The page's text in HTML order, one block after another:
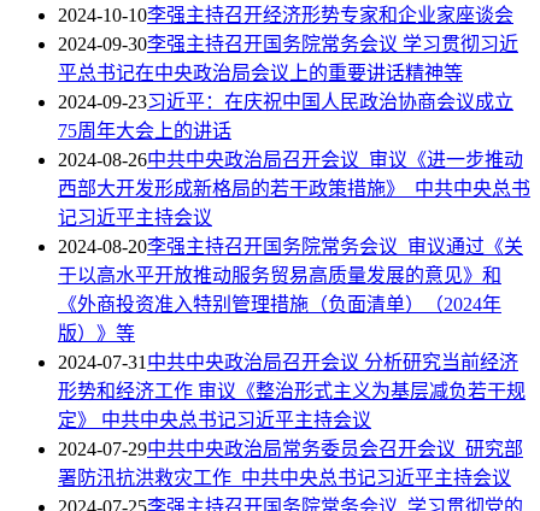
2024-10-10李强主持召开经济形势专家和企业家座谈会
2024-09-30李强主持召开国务院常务会议 学习贯彻习近
平总书记在中央政治局会议上的重要讲话精神等
2024-09-23习近平：在庆祝中国人民政治协商会议成立
75周年大会上的讲话
2024-08-26中共中央政治局召开会议 审议《进一步推动
西部大开发形成新格局的若干政策措施》 中共中央总书
记习近平主持会议
2024-08-20李强主持召开国务院常务会议 审议通过《关
于以高水平开放推动服务贸易高质量发展的意见》和
《外商投资准入特别管理措施（负面清单）（2024年
版）》等
2024-07-31中共中央政治局召开会议 分析研究当前经济
形势和经济工作 审议《整治形式主义为基层减负若干规
定》 中共中央总书记习近平主持会议
2024-07-29中共中央政治局常务委员会召开会议 研究部
署防汛抗洪救灾工作 中共中央总书记习近平主持会议